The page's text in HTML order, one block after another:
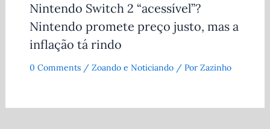
Nintendo Switch 2 “acessível”?
Nintendo promete preço justo, mas a
inflação tá rindo
0 Comments / Zoando e Noticiando/ Por Zazinho